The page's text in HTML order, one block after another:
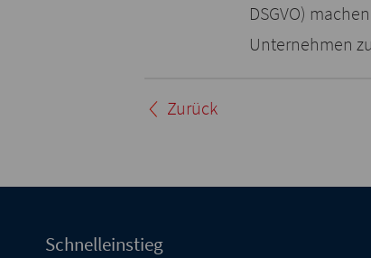
DSGVO)
Unternehmen
Zurück
Schnelleinstieg